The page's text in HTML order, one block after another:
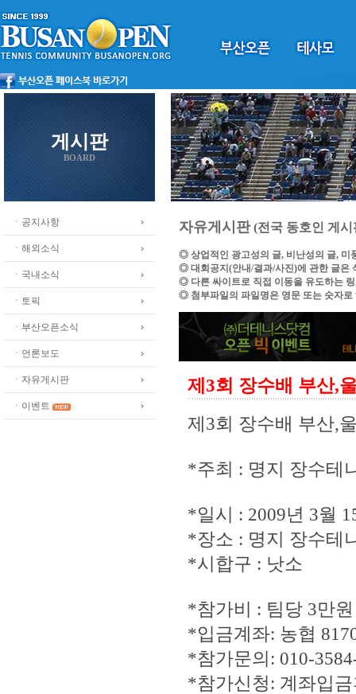
게시판
BOARD
ㆍ공지사항
ㆍ해외소식
ㆍ국내소식
ㆍ토픽
ㆍ부산오픈소식
ㆍ언론보도
ㆍ자유게시판
ㆍ이벤트
자유게시판(전국 동호인 게시
◎ 상업적인 광고성의 글, 비난성의 글, 미
◎ 대회공지(안내/결과/사진)에 관한 글은
◎ 다른 싸이트로 직접 이동을 유도하는
◎ 첨부파일의 파일명은 영문 또는 숫자로
제3회 장수배 부산,
제3회 장수배 부산,
*주최 : 명지 장수테
*일시 : 2009년 3월
*장소 : 명지 장수테
*시합구 : 낫소
*참가비 : 팀당 3만
*입금계좌: 농협
*참가문의: 010-
*참가신청: 계좌입